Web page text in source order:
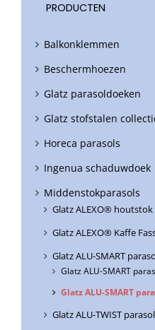
PRODUCTEN
Balkonklemmen
Beschermhoezen
Glatz parasoldoeken
Glatz stofstalen
Horeca parasols
Ingenua schaduwdoek
Middenstokparasols
Glatz ALEXO®
Glatz ALEXO® Kaffe
Glatz ALU-SMART
Glatz ALU-SMART
Glatz ALU-SMART
Glatz ALU-TWIST parasol